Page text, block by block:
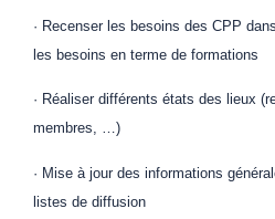
· Recenser les besoins des CPP
les besoins en terme de formations
· Réaliser différents états des lieux
membres, …)
· Mise à jour des informations
listes de diffusion